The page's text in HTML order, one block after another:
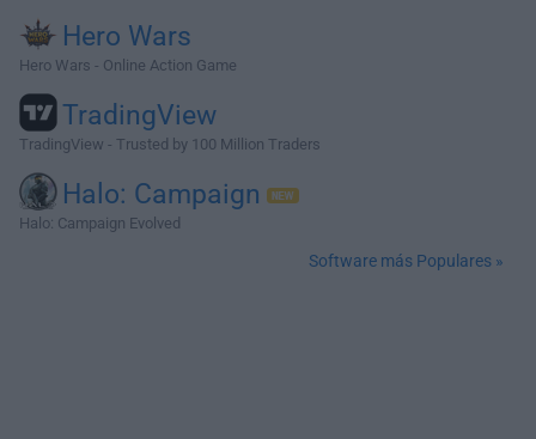
Hero Wars
Hero Wars - Online Action Game
TradingView
TradingView - Trusted by 100 Million Traders
Halo: Campaign
Halo: Campaign Evolved
Software más Populares »